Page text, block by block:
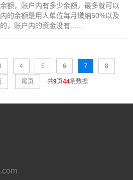
额，账户内有多少余额，最多就可以
的余额是用人单位每月缴纳50%以及
，账户内的资金没有......
4 5 6 7 8
尾页 共9页44条数据